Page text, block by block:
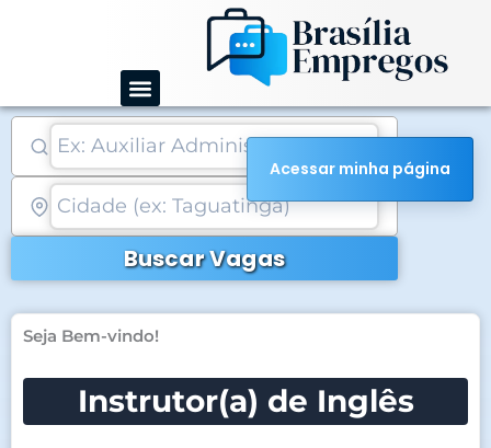
conteúdo
Buscar Vagas
Seja Bem-vindo!
Instrutor(a) de Inglês
Acessar minha página